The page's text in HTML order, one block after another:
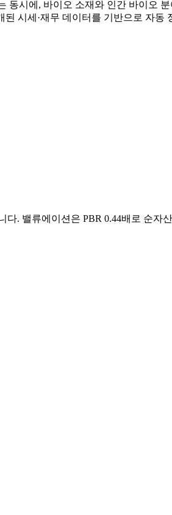
동시에, 바이오 소재와 인간 바이오
시세·재무 데이터를 기반으로 자동
. 밸류에이션은 PBR 0.44배로 순